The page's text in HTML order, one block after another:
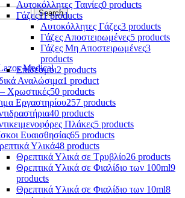
Search
Αυτοκόλλητες Ταινίες0 products
Γάζες11 products
Αυτοκόλλητες Γάζες3 products
Γάζες Αποστειρωμένες5 products
Γάζες Μη Αποστειρωμένες3
products
Επίδεσμοι2 products
Αναλώσιμα1 product
Χρωστικές50 products
Εργαστηρίου257 products
40 products
Πλάκες5 products
Ευαισθησίας65 products
Υλικά48 products
Θρεπτικά Υλικά σε Τρυβλίο26 products
Θρεπτικά Υλικά σε Φιαλίδιο των 100ml9
products
Θρεπτικά Υλικά σε Φιαλίδιο των 10ml8